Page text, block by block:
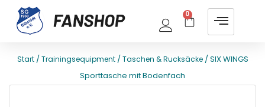
0
Start/Trainingsequipment/Taschen & Rucksäcke/ SIX WINGS
Sporttasche mit Bodenfach